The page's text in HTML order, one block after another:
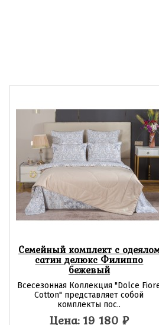
Семейный комплект с
сатин делюкс Филиппо
бежевый
Всесезонная Коллекция "Dolce
Cotton" представляет собой
комплекты пос..
Цена: 19 180 ₽